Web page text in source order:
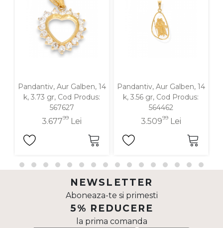
Cu pietre
Diamante
Pandantiv, Aur Galben, 14
k, 3.73 gr, Cod Produs:
567627
3.67799 Lei
Pandantiv, Aur Galben, 14
k, 3.56 gr, Cod Produs:
564462
3.50999Lei
NEWSLETTER
Aboneaza-te si primesti
5% REDUCERE
la prima comanda